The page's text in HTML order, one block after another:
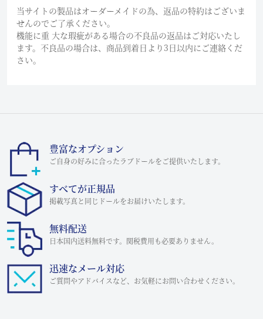
当サイトの製品はオーダーメイドの為、返品の特約はございま
せんのでご了承ください。
機能に重 大な瑕疵がある場合の不良品の返品はご対応いたし
ます。不良品の場合は、商品到着日より3日以内にご連絡くだ
さい。
豊富なオプション
ご自身の好みに合ったラブドールをご提供いたします。
すべてが正規品
掲載写真と同じドールをお届けいたします。
無料配送
日本国内送料無料です。関税費用も必要ありません。
迅速なメール対応
ご質問やアドバイスなど、お気軽にお問い合わせください。